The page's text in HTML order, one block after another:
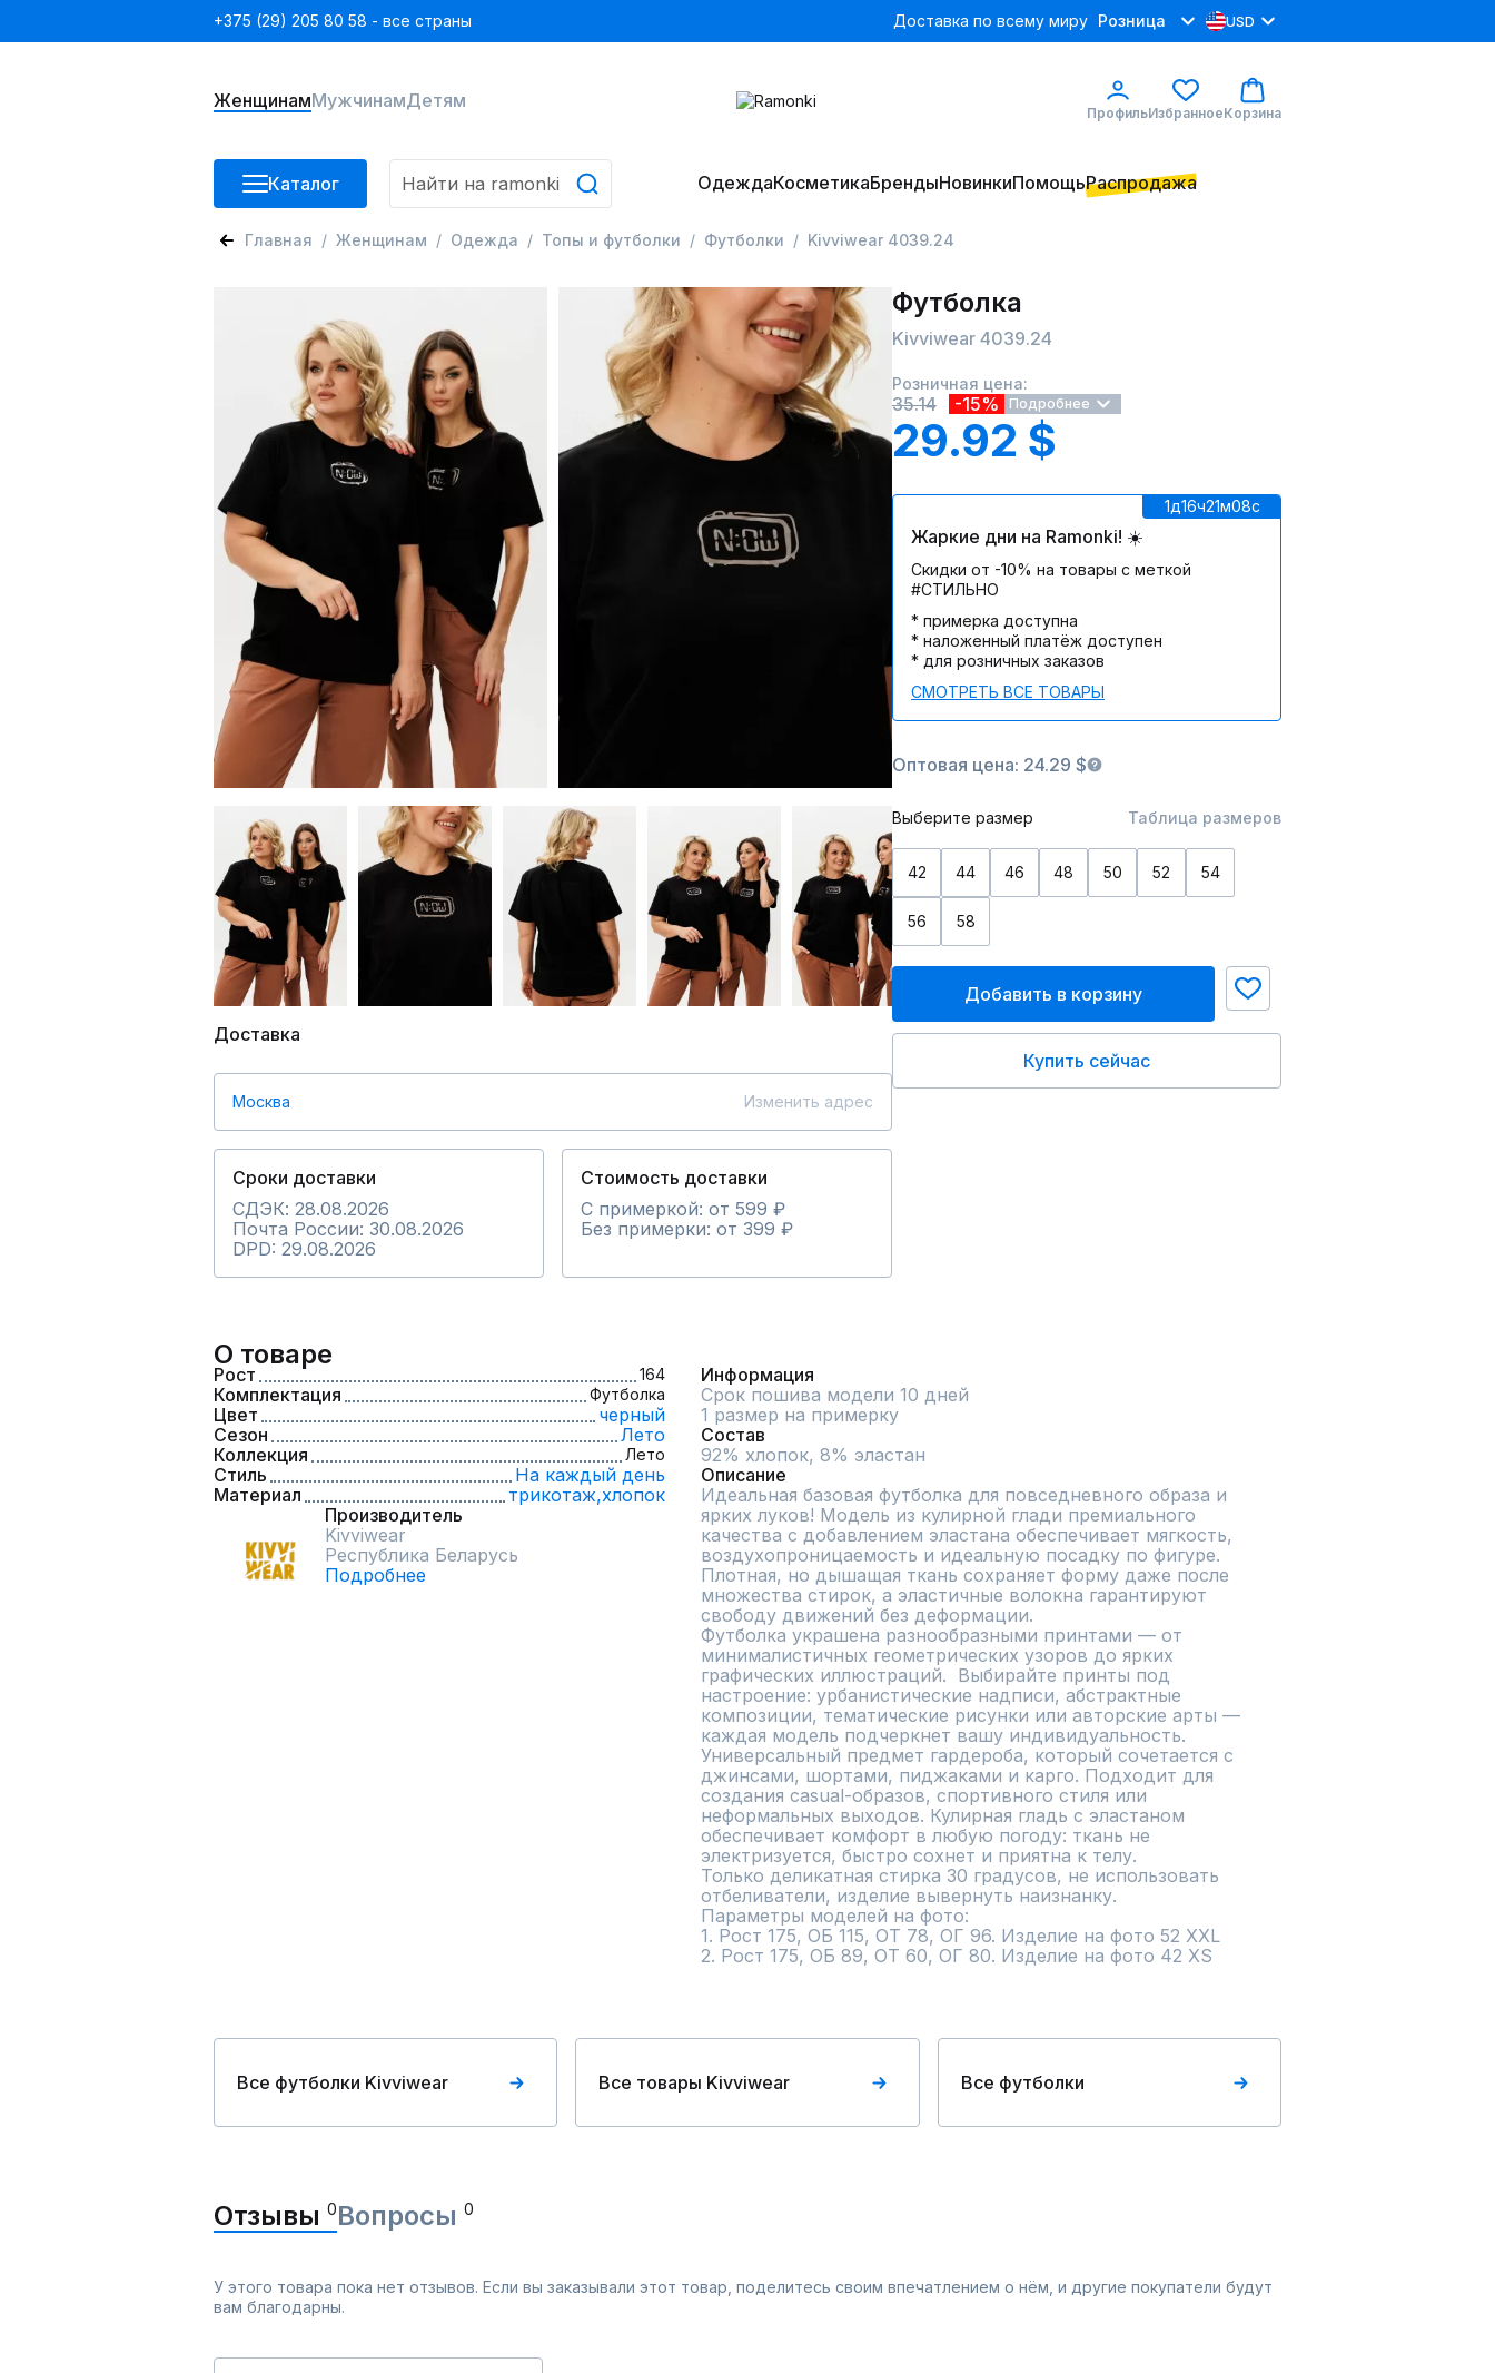
+375 (29) 205 80 58 - все страны Доставка по всему миру Розница USD
ЖенщинамМужчинамДетям
ПрофильИзбранноеКорзина
Каталог ОдеждаКосметикаБрендыНовинкиПомощьРаспродажа
Главная Женщинам Одежда Топы и футболки Футболки Kivviwear 4039.24
Доставка
Москва Изменить адрес
Сроки доставки
СДЭК: 28.08.2026
Почта России: 30.08.2026
DPD: 29.08.2026
Стоимость доставки
С примеркой: от 599 ₽
Без примерки: от 399 ₽
Футболка
Kivviwear 4039.24
Розничная цена:
35.14 -15% Подробнее
29.92 $
1д16ч21м08c
Жаркие дни на Ramonki! ☀️
Скидки от -10% на товары с меткой
#СТИЛЬНО
* примерка доступна
* наложенный платёж доступен
* для розничных заказов
СМОТРЕТЬ ВСЕ ТОВАРЫ
Оптовая цена: 24.29 $
Выберите размер Таблица размеров
42 44 46 48 50 52 54
56 58
Добавить в корзину
Купить сейчас
О товаре
Рост 164
Комплектация Футболка
Цвет
черный
Сезон
Лето
Коллекция
Лето
Стиль
На каждый день
Материал
трикотаж,хлопок
Производитель
Kivviwear
Республика Беларусь
Подробнее
Информация
Срок пошива модели 10 дней
1 размер на примерку
Состав
92% хлопок, 8% эластан
Описание
Идеальная базовая футболка для повседневного образа и
ярких луков! Модель из кулирной глади премиального
качества с добавлением эластана обеспечивает мягкость,
воздухопроницаемость и идеальную посадку по фигуре.
Плотная, но дышащая ткань сохраняет форму даже после
множества стирок, а эластичные волокна гарантируют
свободу движений без деформации.
Футболка украшена разнообразными принтами — от
минималистичных геометрических узоров до ярких
графических иллюстраций.  Выбирайте принты под
настроение: урбанистические надписи, абстрактные
композиции, тематические рисунки или авторские арты —
каждая модель подчеркнет вашу индивидуальность.
Универсальный предмет гардероба, который сочетается с
джинсами, шортами, пиджаками и карго. Подходит для
создания casual-образов, спортивного стиля или
неформальных выходов. Кулирная гладь с эластаном
обеспечивает комфорт в любую погоду: ткань не
электризуется, быстро сохнет и приятна к телу.
Только деликатная стирка 30 градусов, не использовать
отбеливатели, изделие вывернуть наизнанку.
Параметры моделей на фото:
1. Рост 175, ОБ 115, ОТ 78, ОГ 96. Изделие на фото 52 XXL
2. Рост 175, ОБ 89, ОТ 60, ОГ 80. Изделие на фото 42 XS
Все футболки Kivviwear Все товары Kivviwear Все футболки
Отзывы 0Вопросы 0
У этого товара пока нет отзывов. Если вы заказывали этот товар, поделитесь своим впечатлением о нём, и другие покупатели будут
вам благодарны.